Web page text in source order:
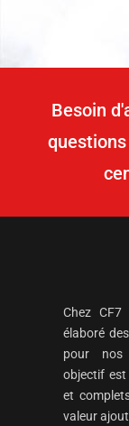
Besoin
Chez
élaboré
pour nos
objectif
et
valeur